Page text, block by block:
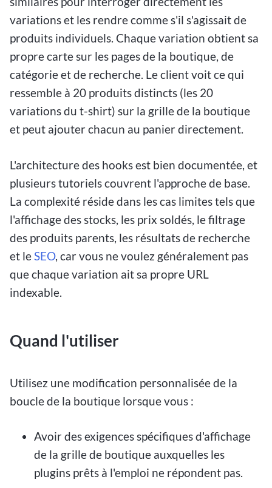
variations et les rendre comme s'il s'agissait de
produits individuels. Chaque variation obtient sa
propre carte sur les pages de la boutique, de
catégorie et de recherche. Le client voit ce qui
ressemble à 20 produits distincts (les 20
variations du t-shirt) sur la grille de la boutique
et peut ajouter chacun au panier directement.
L'architecture des hooks est bien documentée, et
plusieurs tutoriels couvrent l'approche de base.
La complexité réside dans les cas limites tels que
l'affichage des stocks, les prix soldés, le filtrage
des produits parents, les résultats de recherche
et leSEO, car vous ne voulez généralement pas
que chaque variation ait sa propre URL
indexable.
Quand l'utiliser
Utilisez une modification personnalisée de la
boucle de la boutique lorsque vous :
Avoir des exigences spécifiques d'affichage
de la grille de boutique auxquelles les
plugins prêts à l'emploi ne répondent pas.